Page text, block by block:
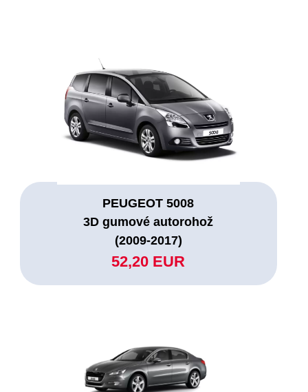
PEUGEOT 5008
3D gumové autorohož
(2009-2017)
52,20 EUR